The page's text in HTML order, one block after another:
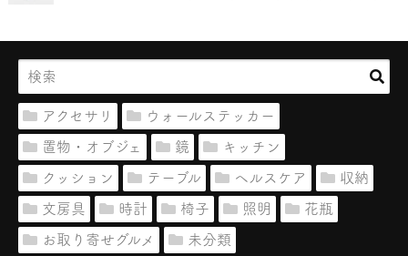
アクセサリ ウォールステッカー
置物・オブジェ 鏡 キッチン
クッション テーブル ヘルスケア 収納
文房具 時計 椅子 照明 花瓶
お取り寄せグルメ 未分類